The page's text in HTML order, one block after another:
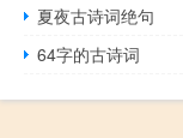
夏夜古诗词绝句
64字的古诗词